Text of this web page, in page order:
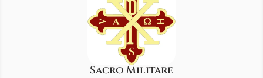
Sacro Militare